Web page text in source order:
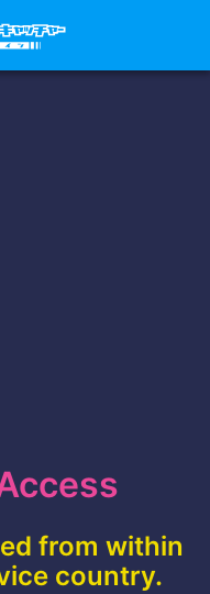
from within
country.